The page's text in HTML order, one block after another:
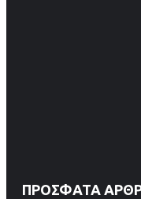
ΠΡΌΣΦΑΤΑ